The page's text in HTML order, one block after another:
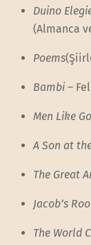
Duino
(Almanca
Poems
Bambi –
Men Like
A Son at
The Great
Jacob’s
The World